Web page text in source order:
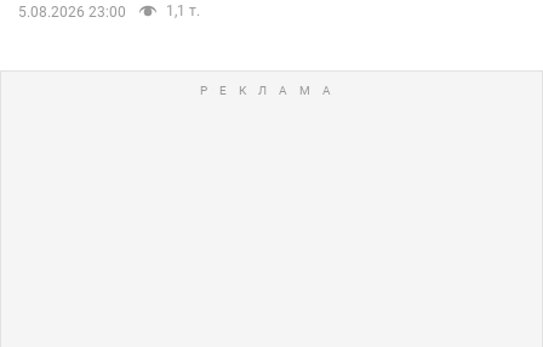
5.08.2026 23:00 1,1 т.